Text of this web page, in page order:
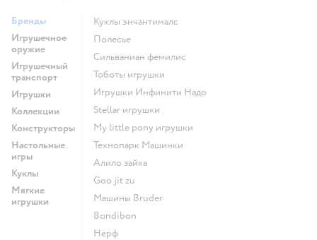
Бренды
Игрушечное
оружие
Игрушечный
транспорт
Игрушки
Коллекции
Конструкторы
Настольные
игры
Куклы
Мягкие
игрушки
Куклы энчантималс
Полесье
Сильваниан фемилис
Тоботы игрушки
Игрушки Инфинити Надо
Stellar игрушки
my little pony игрушки
Технопарк Машинки
Алило зайка
Goo jit zu
Машины Bruder
Bondibon
Нерф